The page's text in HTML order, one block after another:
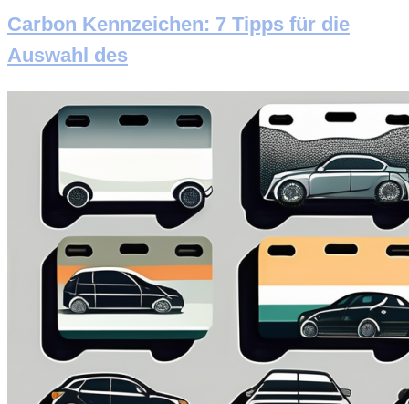
Carbon Kennzeichen: 7 Tipps für die
Auswahl des